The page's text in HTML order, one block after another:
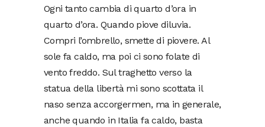
Ogni tanto cambia di quarto d’ora in
quarto d’ora. Quando piove diluvia.
Compri l’ombrello, smette di piovere. Al
sole fa caldo, ma poi ci sono folate di
vento freddo. Sul traghetto verso la
statua della libertà mi sono scottata il
naso senza accorgermen, ma in generale,
anche quando in Italia fa caldo, basta